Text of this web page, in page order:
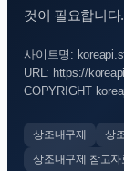
것이 필요합니다.
사이트명:
URL: https://
COPYRIGHT
상조내구제 상
상조내구제 참고자